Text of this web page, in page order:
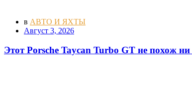
в АВТО И ЯХТЫ
Август 3, 2026
Этот Porsche Taycan Turbo GT не похож